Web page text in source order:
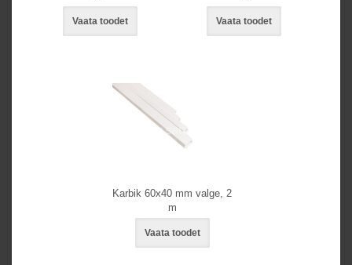
Vaata toodet Vaata toodet
Karbik 60x40 mm valge, 2
m
Vaata toodet